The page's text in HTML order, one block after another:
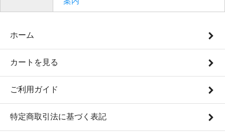
ホーム
カートを見る
ご利用ガイド
特定商取引法に基づく表記